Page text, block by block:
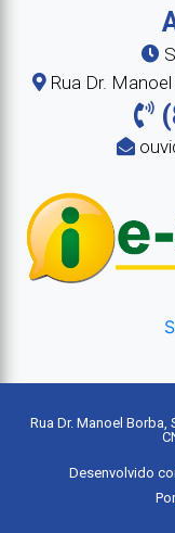
Rua Dr.
Rua Dr. Manoel Borba,
Desenvolvido